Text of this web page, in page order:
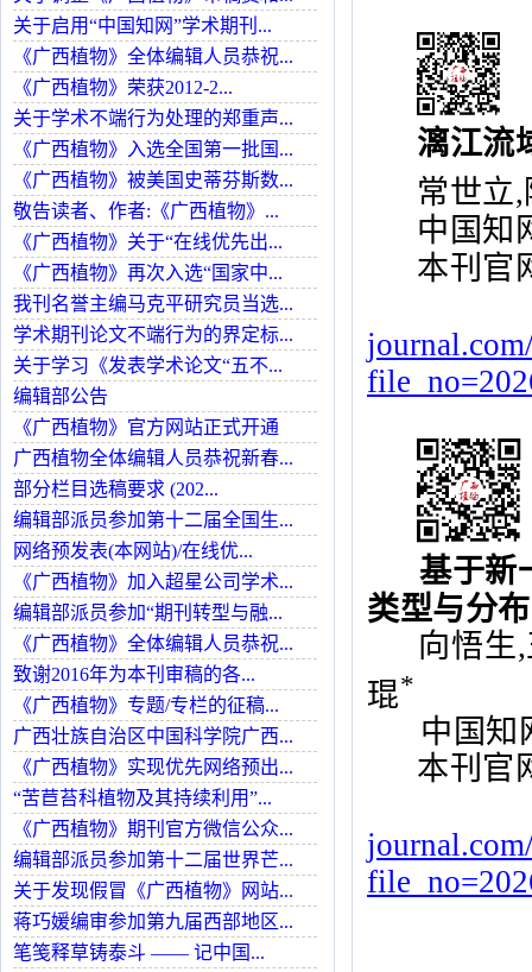
关于启用“中国知网”学术期刊...
《广西植物》全体编辑人员恭祝...
《广西植物》荣获2012-2...
关于学术不端行为处理的郑重声...
《广西植物》入选全国第一批国...
《广西植物》被美国史蒂芬斯数...
敬告读者、作者:《广西植物》...
《广西植物》关于“在线优先出...
《广西植物》再次入选“国家中...
我刊名誉主编马克平研究员当选...
学术期刊论文不端行为的界定标...
关于学习《发表学术论文“五不...
编辑部公告
《广西植物》官方网站正式开通
广西植物全体编辑人员恭祝新春...
部分栏目选稿要求 (202...
编辑部派员参加第十二届全国生...
网络预发表(本网站)/在线优...
《广西植物》加入超星公司学术...
编辑部派员参加“期刊转型与融...
《广西植物》全体编辑人员恭祝...
致谢2016年为本刊审稿的各...
《广西植物》专题/专栏的征稿...
广西壮族自治区中国科学院广西...
《广西植物》实现优先网络预出...
“苦苣苔科植物及其持续利用”...
《广西植物》期刊官方微信公众...
编辑部派员参加第十二届世界芒...
关于发现假冒《广西植物》网站...
蒋巧媛编审参加第九届西部地区...
笔笺释草铸泰斗 —— 记中国...
漓江流
常世立
中国知
本刊官
基于新
类型与分布
向悟生,
琨*
中国知
本刊官